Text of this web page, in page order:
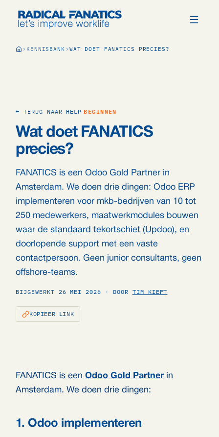
KENNISBANK WAT DOET FANATICS PRECIES?
← TERUG NAAR HELP BEGINNEN
Wat doet FANATICS
precies?
FANATICS is een Odoo Gold Partner in
Amsterdam. We doen drie dingen: Odoo ERP
implementeren voor mkb-bedrijven van 10 tot
250 medewerkers, maatwerkmodules bouwen
waar de standaard tekortschiet (Updoo), en
doorlopende support met een vaste
contactpersoon. Geen junior consultants, geen
offshore-teams.
BIJGEWERKT 26 MEI 2026 · DOOR TIM KIEFT
KOPIEER LINK
FANATICS is een Odoo Gold Partner in
Amsterdam. We doen drie dingen:
1. Odoo implementeren